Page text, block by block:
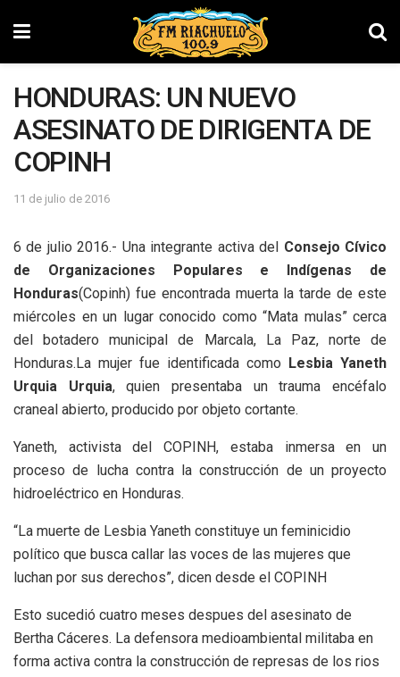
HONDURAS: UN NUEVO
ASESINATO DE DIRIGENTA DE
COPINH
11 de julio de 2016
6 de julio 2016.- Una integrante activa del Consejo Cívico
de Organizaciones Populares e Indígenas de
Honduras(Copinh) fue encontrada muerta la tarde de este
miércoles en un lugar conocido como “Mata mulas” cerca
del botadero municipal de Marcala, La Paz, norte de
Honduras.La mujer fue identificada como Lesbia Yaneth
Urquia Urquia, quien presentaba un trauma encéfalo
craneal abierto, producido por objeto cortante.
Yaneth, activista del COPINH, estaba inmersa en un
proceso de lucha contra la construcción de un proyecto
hidroeléctrico en Honduras.
“La muerte de Lesbia Yaneth constituye un feminicidio
político que busca callar las voces de las mujeres que
luchan por sus derechos”, dicen desde el COPINH
Esto sucedió cuatro meses despues del asesinato de
Bertha Cáceres. La defensora medioambiental militaba en
forma activa contra la construcción de represas de los rios